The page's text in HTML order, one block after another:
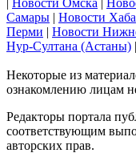
Самары | Новости
Перми | Новости
Нур-Султана (Астаны) |
Некоторые из
ознакомлению лицам
Редакторы портала
соответствующим
авторских прав.